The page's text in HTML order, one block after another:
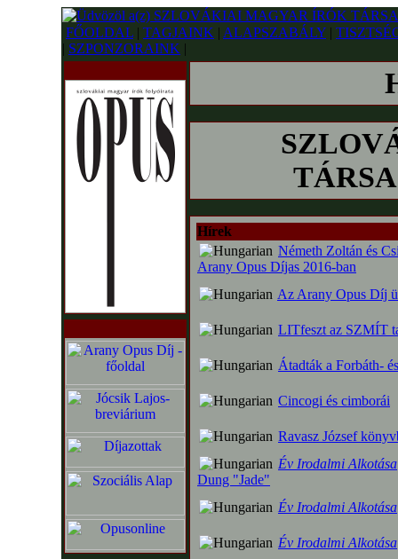
FŐOLDAL | TAGJAINK | ALAPSZABÁLY |
| SZPONZORAINK |
Hírek
Németh Zoltán és
Arany Opus Díjas 2016-ban
Az Arany Opus Díj
LITfeszt az SZMÍT
Átadták a Forbáth-
Cincogi és cimborái
Ravasz József
Év Irodalmi Alkotása
Dung "Jade"
Év Irodalmi Alkotása
Év Irodalmi Alkotása